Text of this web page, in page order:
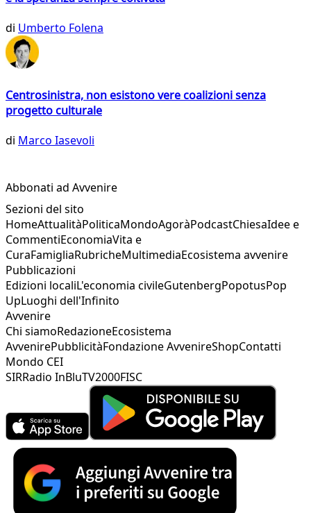
di Umberto Folena
Centrosinistra, non esistono vere coalizioni senza
progetto culturale
di Marco Iasevoli
Abbonati ad Avvenire
Sezioni del sito
HomeAttualitàPoliticaMondoAgoràPodcastChiesaIdee e
CommentiEconomiaVita e
CuraFamigliaRubricheMultimediaEcosistema avvenire
Pubblicazioni
Edizioni localiL'economia civileGutenbergPopotusPop
UpLuoghi dell'Infinito
Avvenire
Chi siamoRedazioneEcosistema
AvvenirePubblicitàFondazione AvvenireShopContatti
Mondo CEI
SIRRadio InBluTV2000FISC